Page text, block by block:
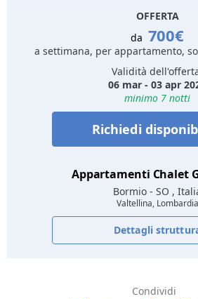
OFFERTA
da 700€
a settimana, per appartamento,
Validità
06 mar - 03 apr
minimo 7 notti
Richiedi
Appartamenti Chalet
Bormio - SO ,
Valtellina, Lombardia
Dettagli
Condividi